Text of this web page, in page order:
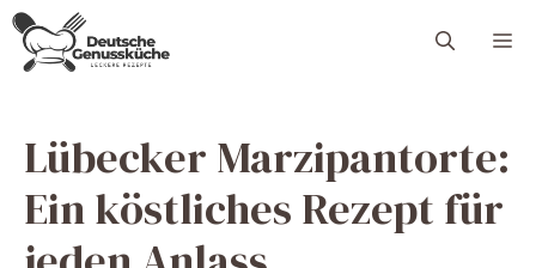
Skip
content
Lübecker Marzipantorte:
Ein köstliches Rezept für